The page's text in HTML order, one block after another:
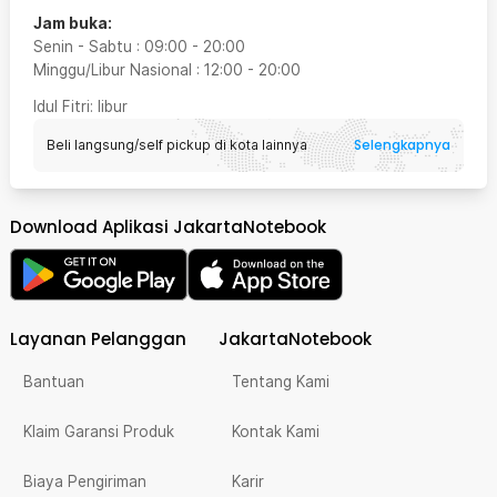
Jam buka:
Senin - Sabtu : 09:00 - 20:00
Minggu/Libur Nasional : 12:00 - 20:00
Idul Fitri: libur
Beli langsung/self pickup di kota lainnya Selengkapnya
Download Aplikasi JakartaNotebook
Layanan Pelanggan
Bantuan
Klaim Garansi Produk
Biaya Pengiriman
JakartaNotebook
Tentang Kami
Kontak Kami
Karir